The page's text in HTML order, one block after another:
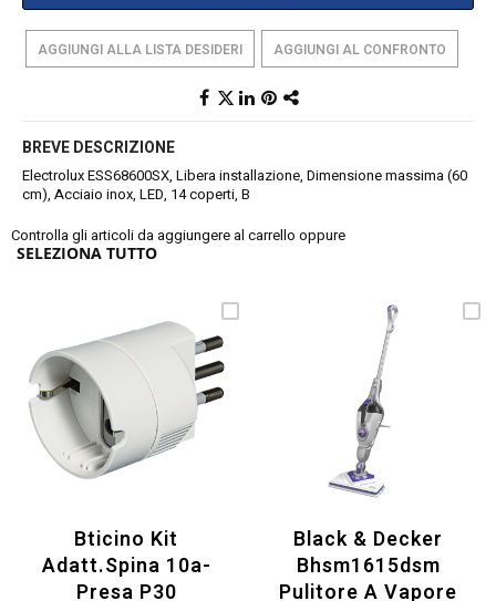
AGGIUNGI ALLA LISTA DESIDERI AGGIUNGI AL CONFRONTO
BREVE DESCRIZIONE
Electrolux ESS68600SX, Libera installazione, Dimensione massima (60
cm), Acciaio inox, LED, 14 coperti, B
Controlla gli articoli da aggiungere al carrello oppure
SELEZIONA TUTTO
Bticino Kit
Adatt.spina 10a-
Presa P30
Black & Decker
Bhsm1615dsm
Pulitore A Vapore